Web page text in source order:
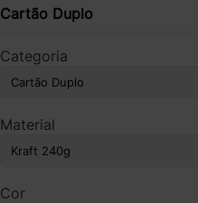
Cartão Duplo
Categoria
Material
Cor